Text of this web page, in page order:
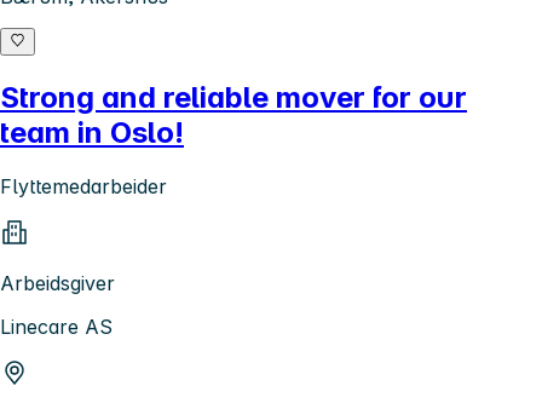
Strong and reliable mover for our
team in Oslo!
Flyttemedarbeider
Arbeidsgiver
Linecare AS